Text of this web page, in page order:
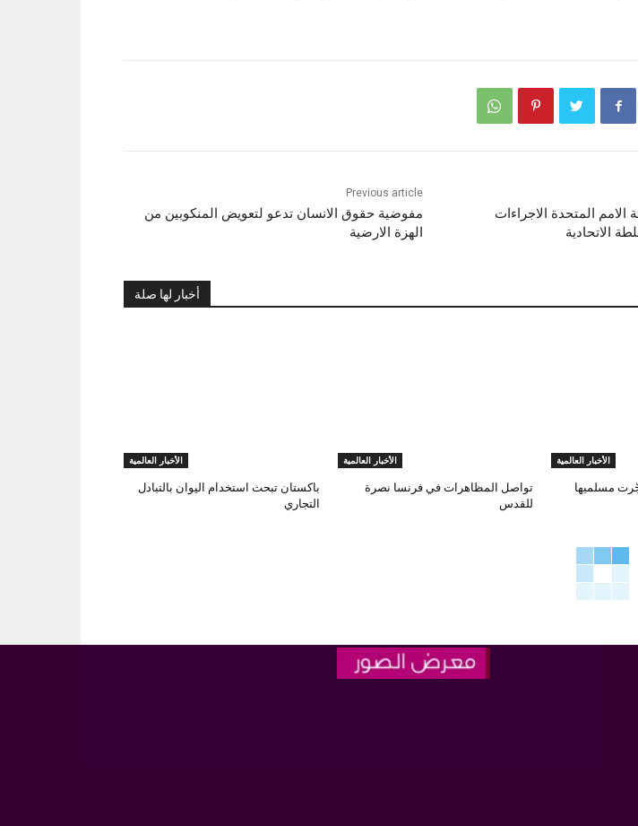
Previous article
مفوضية حقوق الانسان تدعو لتعويض المنكوبين من
الهزة الارضية
الامم المتحدة الاجراءات
الاتحادية
أخبار لها صلة
الأخبار العالمية
باكستان تبحث استخدام اليوان بالتبادل
التجاري
الأخبار العالمية
تواصل المظاهرات في فرنسا نصرة
للقدس
الأخبار العالمية
هجّرت مسلميها